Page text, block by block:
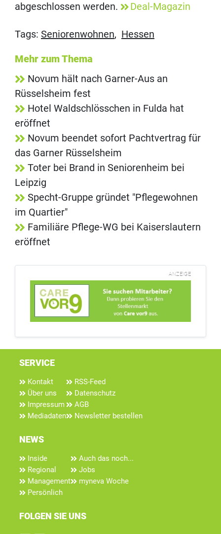
abgeschlossen werden.
Deal-Magazin
Tags: Seniorenwohnen, Hessen
Mehr zum Thema
Novum hält nach Garner-Aus an
Rüsselsheim fest
Hotel Waldschlösschen in Fulda hat
eröffnet
Novum beendet sofort Pachtvertrag für
das Garner Rüsselsheim
Toter bei Brand in Seniorenheim bei
Leipzig
Specht-Gruppe gründet "Pflegewohnen
im Quartier"
Familiäre Pflege-WG bei Kaiserslautern
eröffnet
ANZEIGE
SERVICE
Kontakt
Über uns
Impressum
Mediadaten
RSS-Feed
Datenschutz
AGB
Newsletter bestellen
NEWS
Inside
Regional
Management
Persönlich
Auch das noch...
Jobs
myneva Woche
FOLGEN SIE UNS